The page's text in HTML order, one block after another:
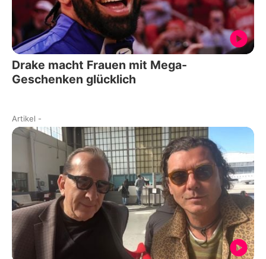
Drake macht Frauen mit Mega-
Geschenken glücklich
Artikel -